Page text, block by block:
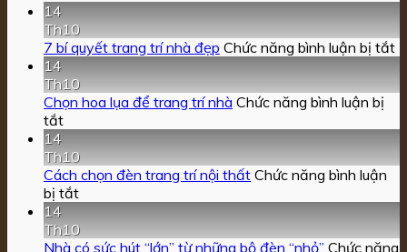
14
Th10
7 bí quyết trang trí nhà đẹp Chức năng bình luận bị tắtở
14
Th10
Chọn hoa lụa để trang trí nhà Chức năng bình luận bị
tắtở
hoa
lụa
để
trí
nhà
14
Th10
Cách chọn đèn trang trí nội thất Chức năng bình luận
bị tắtở
chọn
đèn
14
Th10
Nhà có sức hút “lớn” từ những bộ đèn “nhỏ” Chức năng